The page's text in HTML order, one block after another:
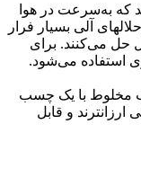
که به‌سرعت در هوا
آلی بسیار فرار
حل می‌کنند. برای
استفاده می‌شود.
آب مخلوط با یک چسب
و قابل